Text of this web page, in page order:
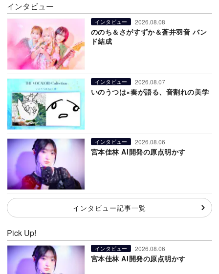
インタビュー
インタビュー 2026.08.08
ののち＆さがすずか＆蒼井羽音 バン
ド結成
インタビュー 2026.08.07
いのうつは×奏が語る、音割れの美学
インタビュー 2026.08.06
宮本佳林 AI開発の原点明かす
インタビュー記事一覧
Pick Up!
インタビュー 2026.08.06
宮本佳林 AI開発の原点明かす